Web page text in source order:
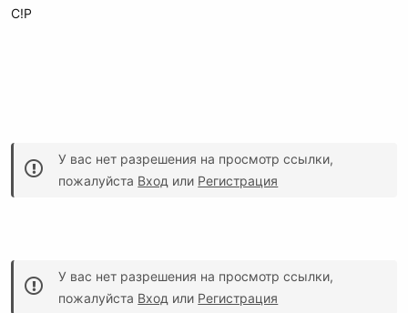
C!P
У вас нет разрешения на просмотр ссылки,
пожалуйста Вход или Регистрация
У вас нет разрешения на просмотр ссылки,
пожалуйста Вход или Регистрация